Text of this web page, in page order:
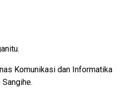
Komunikasi dan Informatika
Sangihe.